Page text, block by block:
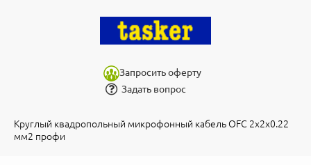
Запросить оферту
Задать вопрос
Круглый квадропольный микрофонный кабель OFC 2x2x0.22
мм2 профи